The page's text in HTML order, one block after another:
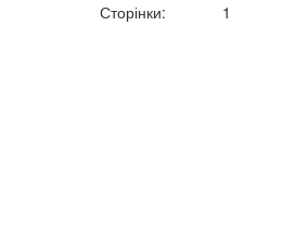
Сторінки: 1